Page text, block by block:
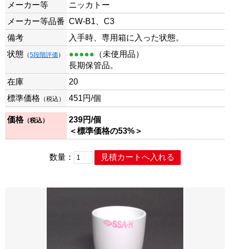
メーカー等
ニッカトー
メーカー等品番 CW-B1、C3
備考
入手時、専用箱に入った状態。
状態 （5段階評価 ） ●●●●● （未使用品）
長期保管品。
在庫
20
標準価格 （税込） 451円/個
価格（税込） 239円/個
＜標準価格の53%＞
数量：